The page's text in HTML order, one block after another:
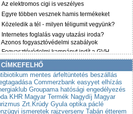
Az elektromos cigi is veszélyes
Egyre többen vesznek hamis termékeket
Közeledik a tél - milyen téligumit vegyünk?
Internetes foglalás vagy utazási iroda?
Azonos fogyasztóvédelmi szabályok
Fogyasztóvédelmi kampányt indít a GVH
Autót venne? Lebuktathatja a csalókat!
Tovább szigorodnak az árubemutatókra
vonatkozó szabályok
CÍMKEFELHŐ
mentes árfeltüntetés beszállás
Commerzbank easyyet elhízás
Groupama hatósági engedélyezés
KHR Magyar Termék Nagydíj Magyar
Zrt.Krúdy Gyula optika páclé
ismeretek rajzverseny Tabán étterem